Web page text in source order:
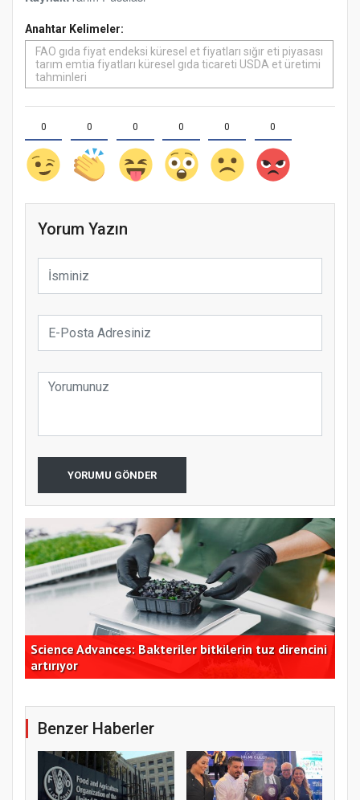
Anahtar Kelimeler:
FAO gıda fiyat endeksi küresel et fiyatları sığır eti piyasası
tarım emtia fiyatları küresel gıda ticareti USDA et üretimi
tahminleri
0 0 0 0 0 0
Yorum Yazın
YORUMU GÖNDER
Science Advances: Bakteriler bitkilerin tuz direncini
artırıyor
Benzer Haberler